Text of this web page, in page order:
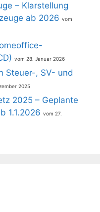
– Klarstellung
ab 2026
28. Januar 2026
Steuer-, SV- und
2025
2025 – Geplante
1.1.2026
27.